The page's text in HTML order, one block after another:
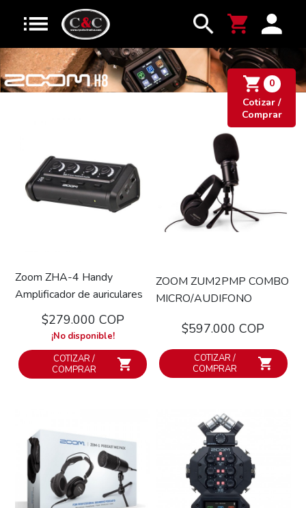
0
Cotizar /
Comprar
Zoom ZHA-4 Handy
Amplificador de auriculares
$279.000 COP
¡No disponible!
COTIZAR /
COMPRAR
ZOOM ZUM2PMP COMBO
MICRO/AUDIFONO
$597.000 COP
COTIZAR /
COMPRAR